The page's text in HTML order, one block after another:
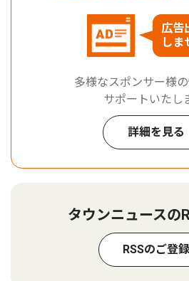
広告
しま
多様なスポンサー様
サポートいたし
詳細を見る
タウンニュースの
RSSのご登録